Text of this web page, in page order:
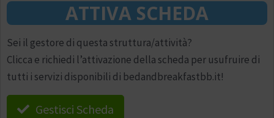
ATTIVA SCHEDA
Sei il gestore di questa struttura/attività?
Clicca e richiedi l’attivazione della scheda per usufruire di
tutti i servizi disponibili di bedandbreakfastbb.it!
Gestisci Scheda